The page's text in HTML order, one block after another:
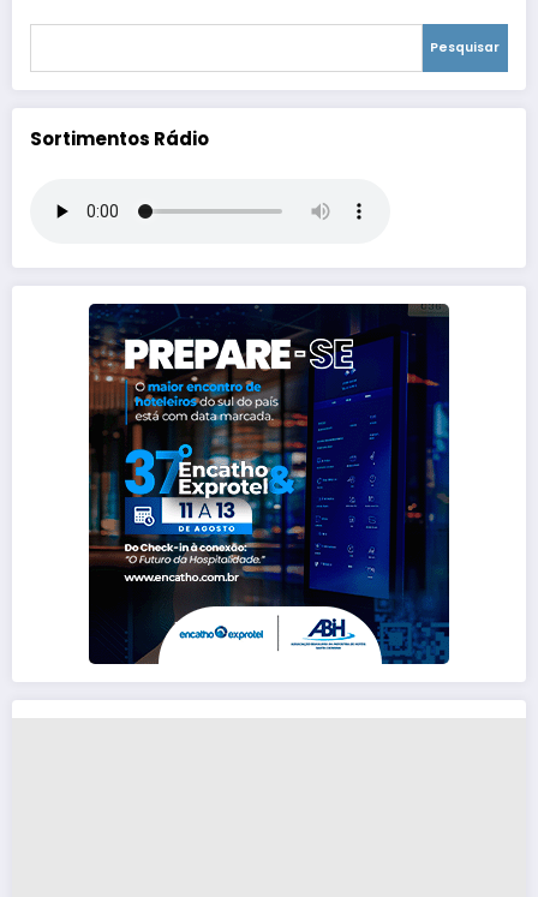
Pesquisar
Sortimentos Rádio